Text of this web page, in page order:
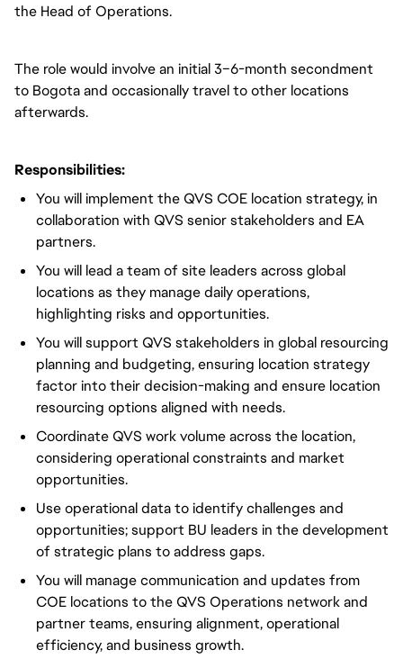
the Head of Operations.
The role would involve an initial 3–6-month secondment
to Bogota and occasionally travel to other locations
afterwards.
Responsibilities:
You will implement the QVS COE location strategy, in
collaboration with QVS senior stakeholders and EA
partners.
You will lead a team of site leaders across global
locations as they manage daily operations,
highlighting risks and opportunities.
You will support QVS stakeholders in global resourcing
planning and budgeting, ensuring location strategy
factor into their decision-making and ensure location
resourcing options aligned with needs.
Coordinate QVS work volume across the location,
considering operational constraints and market
opportunities.
Use operational data to identify challenges and
opportunities; support BU leaders in the development
of strategic plans to address gaps.
You will manage communication and updates from
COE locations to the QVS Operations network and
partner teams, ensuring alignment, operational
efficiency, and business growth.